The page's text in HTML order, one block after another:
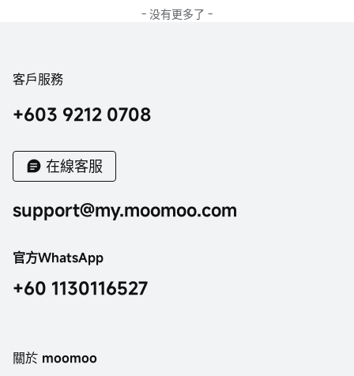
- 没有更多了 -
客戶服務
+603 9212 0708
在線客服
support@my.moomoo.com
官方WhatsApp
+60 1130116527
關於 moomoo